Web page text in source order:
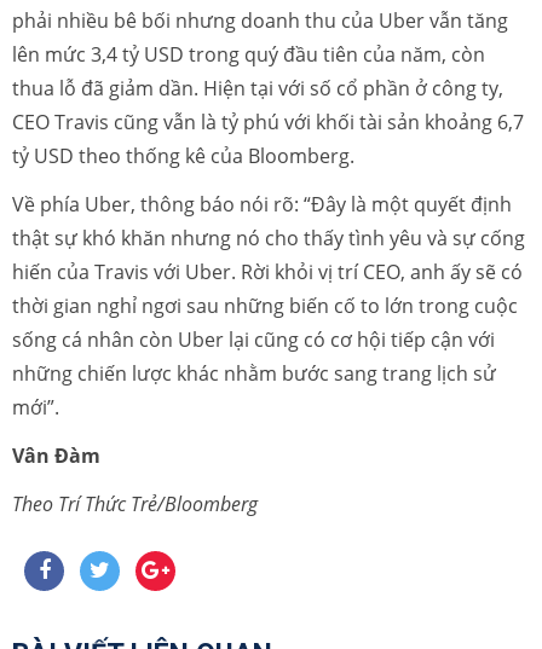
phải nhiều bê bối nhưng doanh thu của Uber vẫn tăng
lên mức 3,4 tỷ USD trong quý đầu tiên của năm, còn
thua lỗ đã giảm dần. Hiện tại với số cổ phần ở công ty,
CEO Travis cũng vẫn là tỷ phú với khối tài sản khoảng 6,7
tỷ USD theo thống kê của Bloomberg.
Về phía Uber, thông báo nói rõ: “Đây là một quyết định
thật sự khó khăn nhưng nó cho thấy tình yêu và sự cống
hiến của Travis với Uber. Rời khỏi vị trí CEO, anh ấy sẽ có
thời gian nghỉ ngơi sau những biến cố to lớn trong cuộc
sống cá nhân còn Uber lại cũng có cơ hội tiếp cận với
những chiến lược khác nhằm bước sang trang lịch sử
mới”.
Vân Đàm
Theo Trí Thức Trẻ/Bloomberg